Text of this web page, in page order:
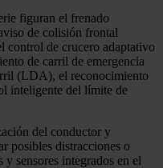
figuran el frenado
de colisión frontal
control de crucero adaptativo
de carril de emergencia
(LDA), el reconocimiento
inteligente del límite de
del conductor y
posibles distracciones o
y sensores integrados en el